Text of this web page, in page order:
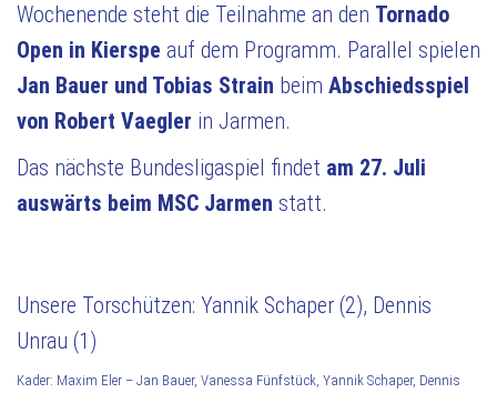
Wochenende steht die Teilnahme an den Tornado
Open in Kierspe auf dem Programm. Parallel spielen
Jan Bauer und Tobias Strain beim Abschiedsspiel
von Robert Vaegler in Jarmen.
Das nächste Bundesligaspiel findet am 27. Juli
auswärts beim MSC Jarmen statt.
Unsere Torschützen: Yannik Schaper (2), Dennis
Unrau (1)
Kader: Maxim Eler – Jan Bauer, Vanessa Fünfstück, Yannik Schaper, Dennis